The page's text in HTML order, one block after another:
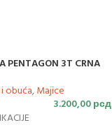
PENTAGON 3T CRNA
obuća,Majice
3.200,00рсд